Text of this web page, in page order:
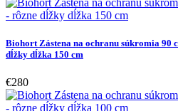
Biohort Zástena na ochranu súkromia 90
dĺžky dĺžka 150 cm
€280